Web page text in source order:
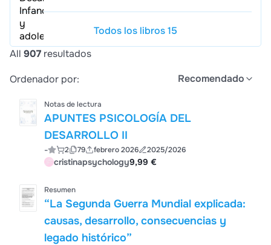
Todos los libros 15
All 907 resultados
Ordenador por:
Recomendado
Notas de lectura
APUNTES PSICOLOGÍA DEL
DESARROLLO II
- 2 79 febrero 2026 2025/2026
cristinapsychology9,99 €
Resumen
“La Segunda Guerra Mundial explicada:
causas, desarrollo, consecuencias y
legado histórico”